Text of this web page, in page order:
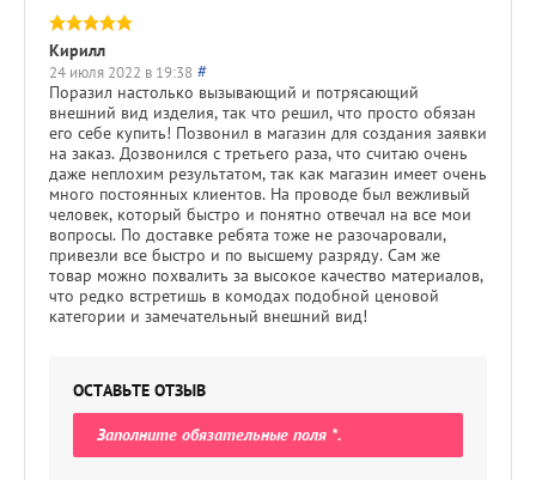
Кирилл
24 июля 2022 в 19:38 #
Поразил настолько вызывающий и потрясающий
внешний вид изделия, так что решил, что просто обязан
его себе купить! Позвонил в магазин для создания заявки
на заказ. Дозвонился с третьего раза, что считаю очень
даже неплохим результатом, так как магазин имеет очень
много постоянных клиентов. На проводе был вежливый
человек, который быстро и понятно отвечал на все мои
вопросы. По доставке ребята тоже не разочаровали,
привезли все быстро и по высшему разряду. Сам же
товар можно похвалить за высокое качество материалов,
что редко встретишь в комодах подобной ценовой
категории и замечательный внешний вид!
ОСТАВЬТЕ ОТЗЫВ
Заполните обязательные поля *.